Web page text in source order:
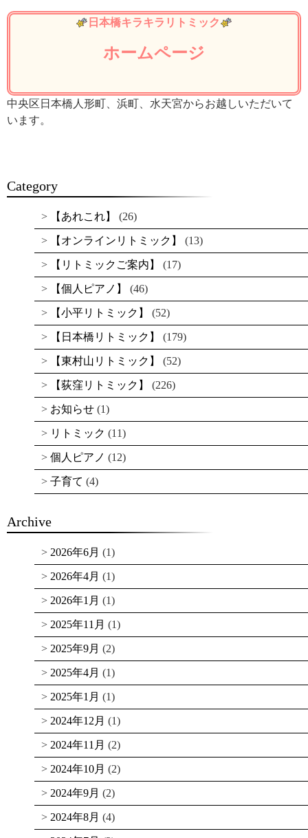
日本橋キラキラリトミック
ホームページ
中央区日本橋人形町、浜町、水天宮からお越しいただいて
います。
Category
【あれこれ】 (26)
【オンラインリトミック】 (13)
【リトミックご案内】 (17)
【個人ピアノ】 (46)
【小平リトミック】 (52)
【日本橋リトミック】 (179)
【東村山リトミック】 (52)
【荻窪リトミック】 (226)
お知らせ (1)
リトミック (11)
個人ピアノ (12)
子育て (4)
Archive
2026年6月 (1)
2026年4月 (1)
2026年1月 (1)
2025年11月 (1)
2025年9月 (2)
2025年4月 (1)
2025年1月 (1)
2024年12月 (1)
2024年11月 (2)
2024年10月 (2)
2024年9月 (2)
2024年8月 (4)